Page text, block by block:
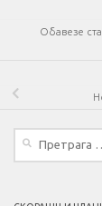
Обавезе